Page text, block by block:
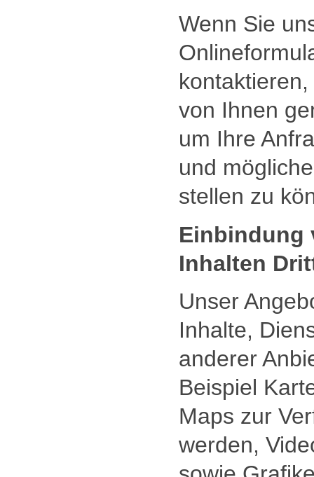
Wenn Sie
von Ihnen
um Ihre
und
stellen zu
Einbindung
Inhalten
Unser
Inhalte,
anderer
Beispiel
Maps zur
werden,